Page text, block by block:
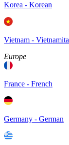
Korea - Korean
Vietnam - Vietnamita
Europe
France - French
Germany - German